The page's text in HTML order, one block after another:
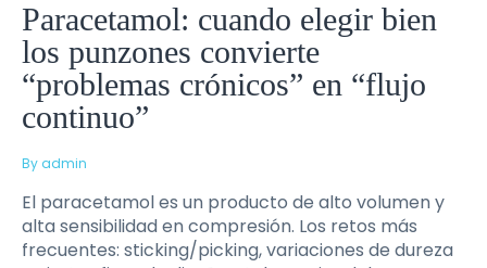
Paracetamol: cuando elegir bien
los punzones convierte
“problemas crónicos” en “flujo
continuo”
By admin
El paracetamol es un producto de alto volumen y
alta sensibilidad en compresión. Los retos más
frecuentes: sticking/picking, variaciones de dureza